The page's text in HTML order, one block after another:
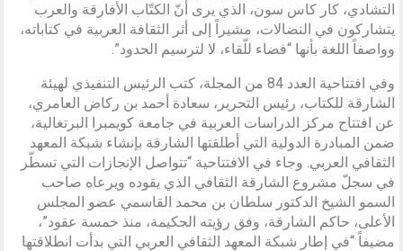
التشادي، كار كاس سون، الذي يرى أنّ الكتّاب الأفارقة والعرب
يتشاركون في النضالات، مشيراً إلى أثر الثقافة العربية في كتاباته،
وواصفاً اللغة بأنها “فضاء للّقاء، لا لترسيم الحدود”.
وفي افتتاحية العدد 84 من المجلة، كتب الرئيس التنفيذي لهيئة
الشارقة للكتاب، رئيس التحرير، سعادة أحمد بن ركاض العامري،
عن افتتاح مركز الدراسات العربية في جامعة كويمبرا البرتغالية،
ضمن المبادرة الدولية التي أطلقتها الشارقة بإنشاء شبكة المعهد
الثقافي العربي. وجاء في الافتتاحية “تتواصل الإنجازات التي تسطّر
في سجلّ مشروع الشارقة الثقافي الذي يقوده ويرعاه صاحب
السمو الشيخ الدكتور سلطان بن محمد القاسمي عضو المجلس
الأعلى، حاكم الشارقة، وفق رؤيته الحكيمة، منذ خمسة عقود”،
مضيفاً “في إطار شبكة المعهد الثقافي العربي التي بدأت انطلاقتها